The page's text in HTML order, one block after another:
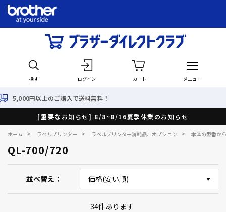
探す ログイン カート メニュー
料無料！
[重要なお知らせ] 8/8~8/16夏季休業のお知らせ
ホーム > ラベルプリンター > ラベルプリンター消耗品、オプション > 本体の型番か
QL-700/720
並べ替え
34件あります